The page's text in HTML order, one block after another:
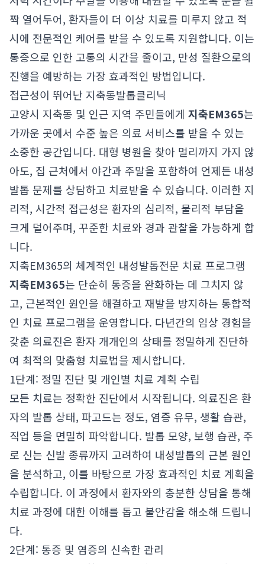
짝 열어두어, 환자들이 더 이상 치료를 미루지 않고 적
시에 전문적인 케어를 받을 수 있도록 지원합니다. 이는
통증으로 인한 고통의 시간을 줄이고, 만성 질환으로의
진행을 예방하는 가장 효과적인 방법입니다.
접근성이 뛰어난 지축동발톱클리닉
고양시 지축동 및 인근 지역 주민들에게 지축EM365는
가까운 곳에서 수준 높은 의료 서비스를 받을 수 있는
소중한 공간입니다. 대형 병원을 찾아 멀리까지 가지 않
아도, 집 근처에서 야간과 주말을 포함하여 언제든 내성
발톱 문제를 상담하고 치료받을 수 있습니다. 이러한 지
리적, 시간적 접근성은 환자의 심리적, 물리적 부담을
크게 덜어주며, 꾸준한 치료와 경과 관찰을 가능하게 합
니다.
지축EM365의 체계적인 내성발톱전문 치료 프로그램
지축EM365는 단순히 통증을 완화하는 데 그치지 않
고, 근본적인 원인을 해결하고 재발을 방지하는 통합적
인 치료 프로그램을 운영합니다. 다년간의 임상 경험을
갖춘 의료진은 환자 개개인의 상태를 정밀하게 진단하
여 최적의 맞춤형 치료법을 제시합니다.
1단계: 정밀 진단 및 개인별 치료 계획 수립
모든 치료는 정확한 진단에서 시작됩니다. 의료진은 환
자의 발톱 상태, 파고드는 정도, 염증 유무, 생활 습관,
직업 등을 면밀히 파악합니다. 발톱 모양, 보행 습관, 주
로 신는 신발 종류까지 고려하여 내성발톱의 근본 원인
을 분석하고, 이를 바탕으로 가장 효과적인 치료 계획을
수립합니다. 이 과정에서 환자와의 충분한 상담을 통해
치료 과정에 대한 이해를 돕고 불안감을 해소해 드립니
다.
2단계: 통증 및 염증의 신속한 관리